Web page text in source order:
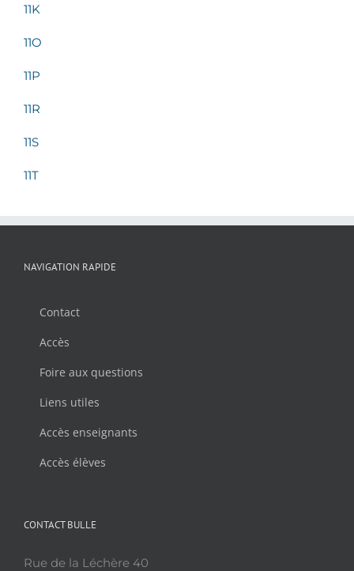
11K
11O
11P
11R
11S
11T
NAVIGATION RAPIDE
Contact
Accès
Foire aux questions
Liens utiles
Accès enseignants
Accès élèves
CONTACT BULLE
Rue de la Léchère 40